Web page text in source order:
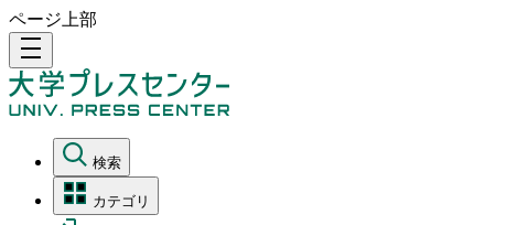
ページ上部
density_medium
検索
カテゴリ